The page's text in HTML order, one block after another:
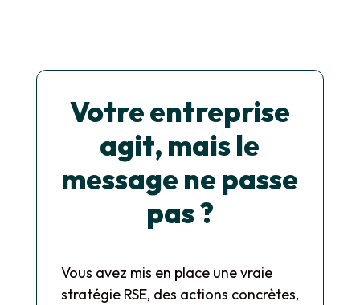
Votre entreprise
agit, mais le
message ne passe
pas ?
Vous avez mis en place une vraie
stratégie RSE, des actions concrètes,